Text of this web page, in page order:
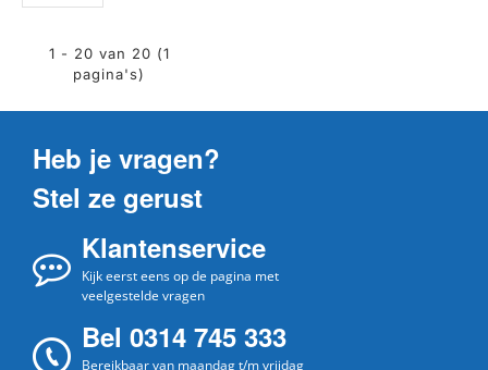
1 - 20 van 20 (1
pagina's)
Heb je vragen?
Stel ze gerust
Klantenservice
Kijk eerst eens op de pagina met
veelgestelde vragen
Bel 0314 745 333
Bereikbaar van maandag t/m vrijdag